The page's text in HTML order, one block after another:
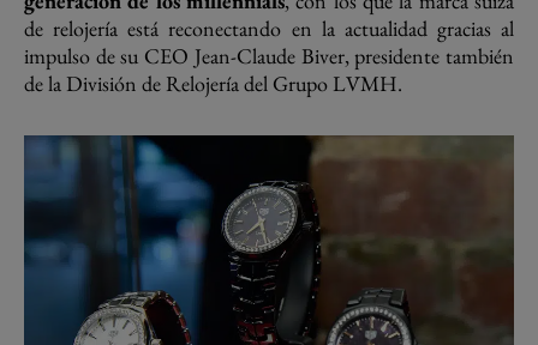
de relojería está reconectando en la actualidad gracias al
impulso de su CEO Jean-Claude Biver, presidente también
de la División de Relojería del Grupo LVMH.